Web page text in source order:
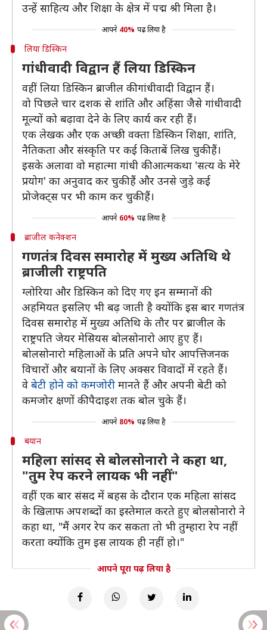
उन्हें साहित्य और शिक्षा के क्षेत्र में पद्म श्री मिला है।
आपने 40% पढ़ लिया है
लिया डिस्किन
गांधीवादी विद्वान हैं लिया डिस्किन
वहीं लिया डिस्किन ब्राजील की गांधीवादी विद्वान हैं।
वो पिछले चार दशक से शांति और अहिंसा जैसे गांधीवादी
मूल्यों को बढ़ावा देने के लिए कार्य कर रही हैं।
एक लेखक और एक अच्छी वक्ता डिस्किन शिक्षा, शांति,
नैतिकता और संस्कृति पर कई किताबें लिख चुकी हैं।
इसके अलावा वो महात्मा गांधी की आत्मकथा 'सत्य के मेरे
प्रयोग' का अनुवाद कर चुकी हैं और उनसे जुड़े कई
प्रोजेक्ट्स पर भी काम कर चुकी हैं।
आपने 60% पढ़ लिया है
ब्राजील कनेक्शन
गणतंत्र दिवस समारोह में मुख्य अतिथि थे
ब्राजीली राष्ट्रपति
ग्लोरिया और डिस्किन को दिए गए इन सम्मानों की
अहमियत इसलिए भी बढ़ जाती है क्योंकि इस बार गणतंत्र
दिवस समारोह में मुख्य अतिथि के तौर पर ब्राजील के
राष्ट्रपति जेयर मेसियस बोलसोनारो आए हुए हैं।
बोलसोनारो महिलाओं के प्रति अपने घोर आपत्तिजनक
विचारों और बयानों के लिए अक्सर विवादों में रहते हैं।
वे बेटी होने को कमजोरी मानते हैं और अपनी बेटी को
कमजोर क्षणों की पैदाइश तक बोल चुके हैं।
आपने 80% पढ़ लिया है
बयान
महिला सांसद से बोलसोनारो ने कहा था,
"तुम रेप करने लायक भी नहीं"
वहीं एक बार संसद में बहस के दौरान एक महिला सांसद
के खिलाफ अपशब्दों का इस्तेमाल करते हुए बोलसोनारो ने
कहा था, "मैं अगर रेप कर सकता तो भी तुम्हारा रेप नहीं
करता क्‍योंकि तुम इस लायक ही नहीं हो।"
आपने पूरा पढ़ लिया है